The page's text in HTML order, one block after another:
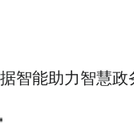
智能助力智慧政